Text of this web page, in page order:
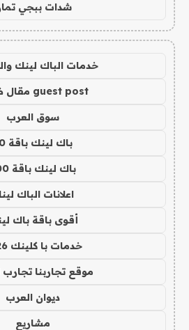
شدات ببجي
خدمات الباك لينك
guest post مقال ضيف
سوق العرب
باك لينك باقة 20
باك لينك باقة 100
اعلانات الباك
أقوى باقة باك
خدمات با كلينك 2026
موقع تجاربنا تجارب
ديوان العرب
مشاريع